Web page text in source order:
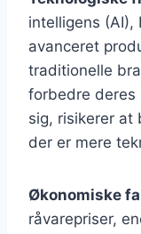
intelligens (AI),
avanceret
traditionelle
forbedre deres
sig, risikerer at
der er mere
Økonomiske
råvarepriser,